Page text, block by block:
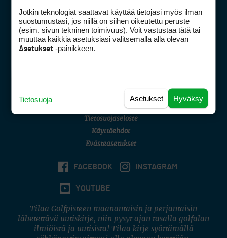
Golfpisteen yhteystiedot
DSA avoimuusraportti
Asiakaspalvelu
(digi) digi@otavamedia.fi
Tietosuojaseloste
Käyttöehdot
Evästeasetukset
FACEBOOK INSTAGRAM
YOUTUBE
Tilaa Golfpisteen maanantaisin ja perjantaisin
lähetettävä uutiskirje, niin pysyt ajan tasalla golfalan
ilmiöistä ja uutisista! Tilaa kirje syöttämällä
Jotkin teknologiat saattavat käyttää tietojasi myös ilman
suostumustasi, jos niillä on siihen oikeutettu peruste
(esim. sivun tekninen toimivuus). Voit vastustaa tätä tai
muuttaa kaikkia asetuksiasi valitsemalla alla olevan
Asetukset -painikkeen.
Hyväksy
Asetukset
Tietosuoja